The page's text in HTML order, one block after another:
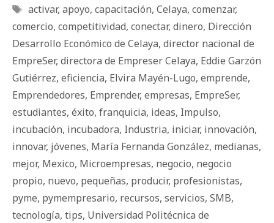
Etiquetas
activar, apoyo, capacitación, Celaya, comenzar,
comercio, competitividad, conectar, dinero, Dirección
Desarrollo Económico de Celaya, director nacional de
EmpreSer, directora de Empreser Celaya, Eddie Garzón
Gutiérrez, eficiencia, Elvira Mayén-Lugo, emprende,
Emprendedores, Emprender, empresas, EmpreSer,
estudiantes, éxito, franquicia, ideas, Impulso,
incubación, incubadora, Industria, iniciar, innovación,
innovar, jóvenes, María Fernanda González, medianas,
mejor, Mexico, Microempresas, negocio, negocio
propio, nuevo, pequeñas, producir, profesionistas,
pyme, pymempresario, recursos, servicios, SMB,
tecnología, tips, Universidad Politécnica de